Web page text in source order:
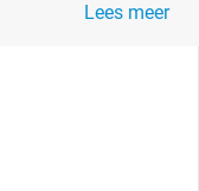
Lees meer